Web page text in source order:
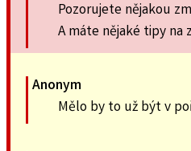
Pozorujete nějakou
A máte nějaké tipy na
Anonym
Mělo by to už být v